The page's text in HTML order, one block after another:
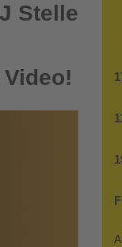
Stelle